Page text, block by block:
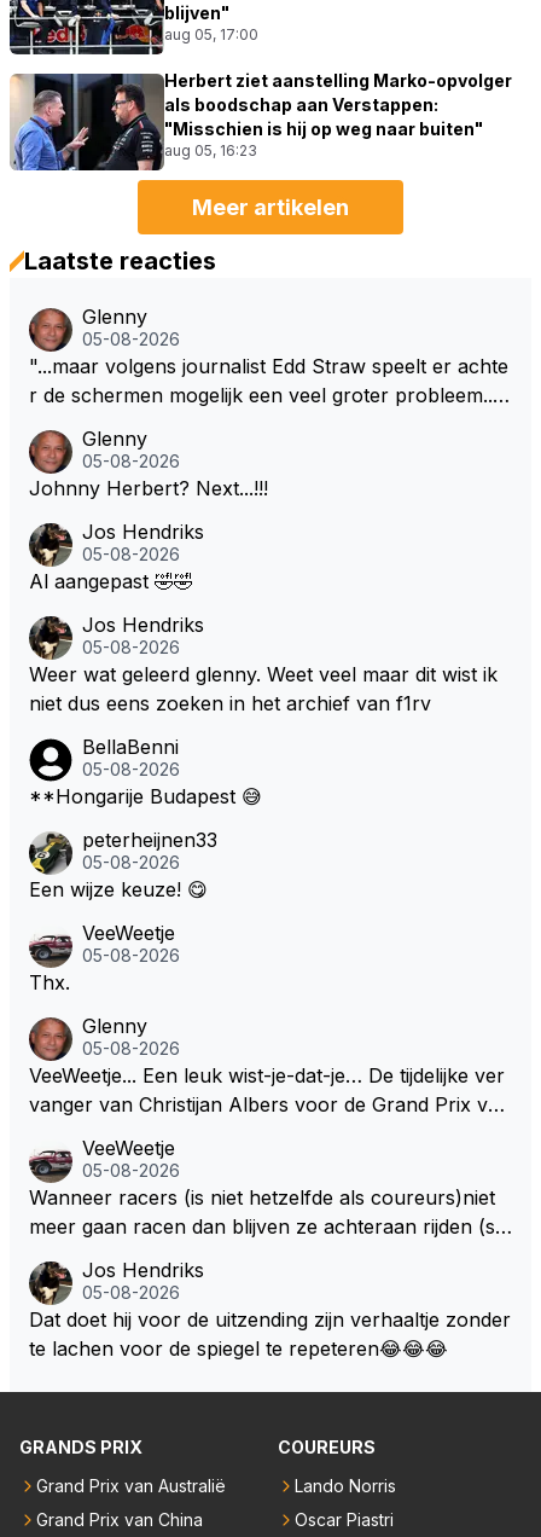
blijven"
aug 05, 17:00
Herbert ziet aanstelling Marko-opvolger
als boodschap aan Verstappen:
"Misschien is hij op weg naar buiten"
aug 05, 16:23
Meer artikelen
Laatste reacties
Glenny
05-08-2026
"...maar volgens journalist Edd Straw speelt er achte
r de schermen mogelijk een veel groter probleem..."
Glenny
05-08-2026
Johnny Herbert? Next...!!!
Jos Hendriks
05-08-2026
Al aangepast 🤣🤣
Jos Hendriks
05-08-2026
Weer wat geleerd glenny. Weet veel maar dit wist ik
niet dus eens zoeken in het archief van f1rv
BellaBenni
05-08-2026
**Hongarije Budapest 😅
peterheijnen33
05-08-2026
Een wijze keuze! 😋
VeeWeetje
05-08-2026
Thx.
Glenny
05-08-2026
VeeWeetje... Een leuk wist-je-dat-je… De tijdelijke ver
vanger van Christijan Albers voor de Grand Prix van
rkus Winkelhock. Vanaf de race daarna werd het st
oeltje definitief overgenomen door Sakon Yamamot
o. Na 2 rondes gokte Markus Winkelhock goed (hij k
Dat was ook de enige keer dat een Spyker ooit aan
kop reed. Toen de rest van het veld ook regenband
en had, werd hij helaas aan alle kanten door iederee
n achterhaald. Hij moest later opgeven vanwege een
technisch mankement. Het was ook de enige keer d
eed; hij vertrok daarna...
VeeWeetje
05-08-2026
Wanneer racers (is niet hetzelfde als coureurs)niet
meer gaan racen dan blijven ze achteraan rijden (so
analisten bij een vaag omroepbedrijf.
Jos Hendriks
05-08-2026
Dat doet hij voor de uitzending zijn verhaaltje zonder
te lachen voor de spiegel te repeteren😂😂😂
GRANDS PRIX
Grand Prix van Australië
Grand Prix van China
COUREURS
Lando Norris
Oscar Piastri